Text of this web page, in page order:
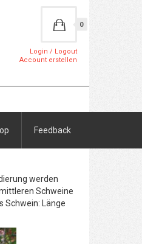
0
Login / Logout
Account erstellen
Feedback
werden
Schweine
Schwein: Länge